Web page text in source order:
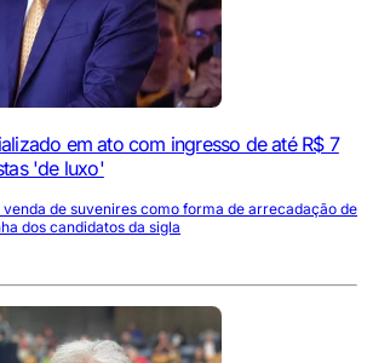
em ato com ingresso de até R$ 7
'de luxo'
de suvenires como forma de arrecadação de
dos candidatos da sigla